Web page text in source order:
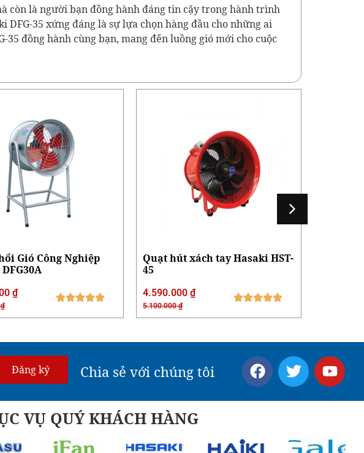
còn là người bạn đồng hành đáng tin cậy trong hành trình
35 xứng đáng là sự lựa chọn hàng đầu cho những ai
đồng hành cùng bạn, mang đến luồng gió mới cho cuộc
Gió Công Nghiệp
₫
₫
Quạt hút xách tay Hasaki HST-
45
5.100.000₫
4.590.000 ₫
Đăng ký Chia sẻ với chúng tôi
VỤ QUÝ KHÁCH HÀNG